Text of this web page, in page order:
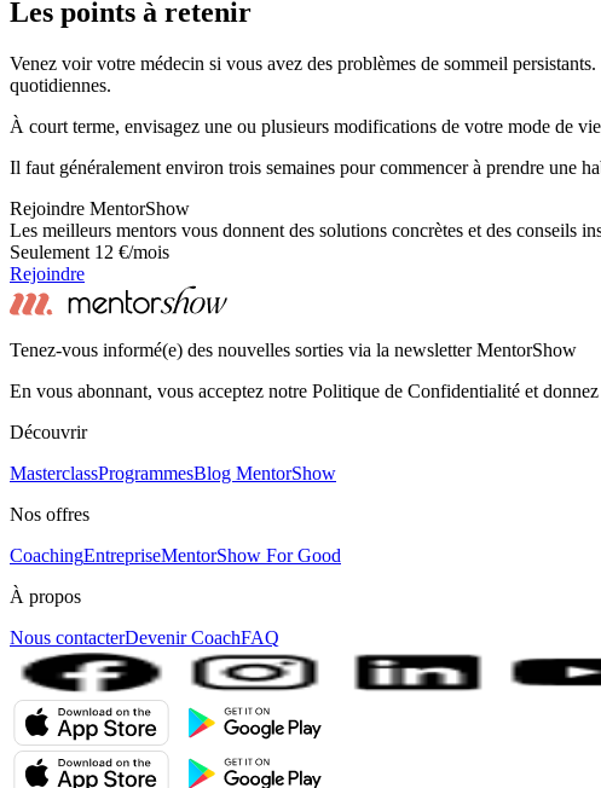
Les points à retenir
Venez voir votre médecin si vous avez des problèmes de sommeil
quotidiennes.
À court terme, envisagez une ou plusieurs modifications de votre mode de
Il faut généralement environ trois semaines pour commencer à prendre une
Rejoindre MentorShow
Les meilleurs mentors vous donnent des solutions concrètes et des conseils
Seulement 12 €/mois
Rejoindre
Tenez-vous informé(e) des nouvelles sorties via la newsletter MentorShow
En vous abonnant, vous acceptez notre Politique de Confidentialité et
Découvrir
MasterclassProgrammesBlog MentorShow
Nos offres
CoachingEntrepriseMentorShow For Good
À propos
Nous contacterDevenir CoachFAQ